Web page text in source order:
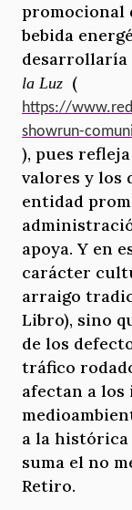
promocional
bebida
desarrollaría
la Luz (
https://
showrun-
), pues
valores y los
entidad
apoya. Y en
carácter
arraigo
Libro), sino
de los
tráfico
afectan a
a la histórica
suma el no
Retiro.